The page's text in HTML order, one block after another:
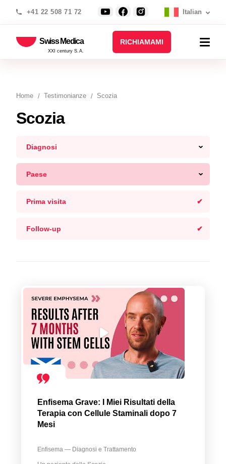
+41 22 508 71 72 Italian
Swiss Medica
XXI century S.A.
RICHIAMAMI
Home Testimonianze Scozia
Scozia
Diagnosi
Paese
Prima visita
Follow-up
Enfisema Grave: I Miei Risultati della
Terapia con Cellule Staminali dopo 7
Mesi
Enfisema — Diagnosi e Trattamento